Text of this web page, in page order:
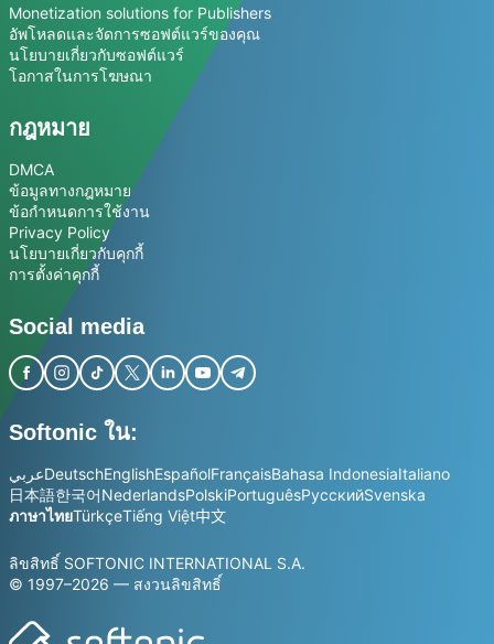
Monetization solutions for Publishers
อัพโหลดและจัดการซอฟต์แวร์ของคุณ
นโยบายเกี่ยวกับซอฟต์แวร์
โอกาสในการโฆษณา
กฎหมาย
DMCA
ข้อมูลทางกฎหมาย
ข้อกำหนดการใช้งาน
Privacy Policy
นโยบายเกี่ยวกับคุกกี้
การตั้งค่าคุกกี้
Social media
Softonic ใน:
عربيDeutschEnglishEspañolFrançaisBahasa IndonesiaItaliano
日本語한국어NederlandsPolskiPortuguêsРусскийSvenska
ภาษาไทยTürkçeTiếng Việt中文
ลิขสิทธิ์ SOFTONIC INTERNATIONAL S.A.
© 1997–2026 — สงวนลิขสิทธิ์